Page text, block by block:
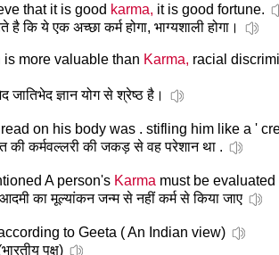
that it is good karma, it is good fortune.
है कि ये एक अच्छा कर्म होगा, भाग्यशाली होगा।
is more valuable than Karma, racial
जातिभेद ज्ञान योग से श्रेष्ठ है।
on his body was . stifling him like a '
की कर्मवल्लरी की जकड़ से वह परेशान था .
A person's Karma must be
का मूल्यांकन जन्म से नहीं कर्म से किया जाए
to Geeta ( An Indian view)
पक्ष)